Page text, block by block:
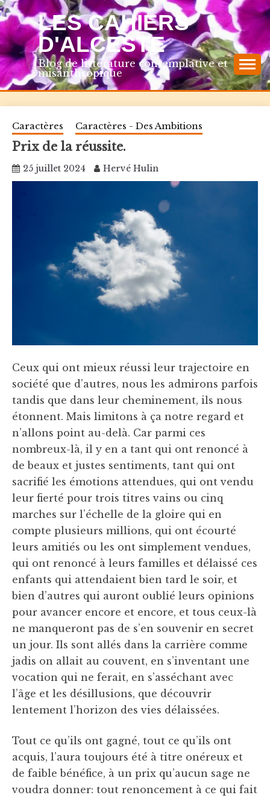
Skip
to
content
LES CAHIERS
D'ALCESTE
Blog de littérature contemplative et
misanthropique
Caractères Caractères - Des Ambitions
Prix de la réussite.
25 juillet 2024 Hervé Hulin
Ceux qui ont mieux réussi leur trajectoire en
société que d’autres, nous les admirons parfois
tandis que dans leur cheminement, ils nous
étonnent. Mais limitons à ça notre regard et
n’allons point au-delà. Car parmi ces
nombreux-là, il y en a tant qui ont renoncé à
de beaux et justes sentiments, tant qui ont
sacrifié les émotions attendues, qui ont vendu
leur fierté pour trois titres vains ou cinq
marches sur l’échelle de la gloire qui en
compte plusieurs millions, qui ont écourté
leurs amitiés ou les ont simplement vendues,
qui ont renoncé à leurs familles et délaissé ces
enfants qui attendaient bien tard le soir, et
bien d’autres qui auront oublié leurs opinions
pour avancer encore et encore, et tous ceux-là
ne manqueront pas de s’en souvenir en secret
un jour. Ils sont allés dans la carrière comme
jadis on allait au couvent, en s’inventant une
vocation qui ne ferait, en s’asséchant avec
l’âge et les désillusions, que découvrir
lentement l’horizon des vies délaissées.
Tout ce qu’ils ont gagné, tout ce qu’ils ont
acquis, l’aura toujours été à titre onéreux et
de faible bénéfice, à un prix qu’aucun sage ne
voudra donner: tout renoncement à ce qui fait